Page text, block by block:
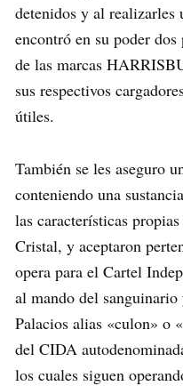
detenidos y al realizarles
encontró en su poder
de las marcas
sus respectivos
útiles.
También se les aseguro
conteniendo una
las características
Cristal, y aceptaron
opera para el Cartel
al mando del
Palacios alias «culon» o
del CIDA
los cuales siguen